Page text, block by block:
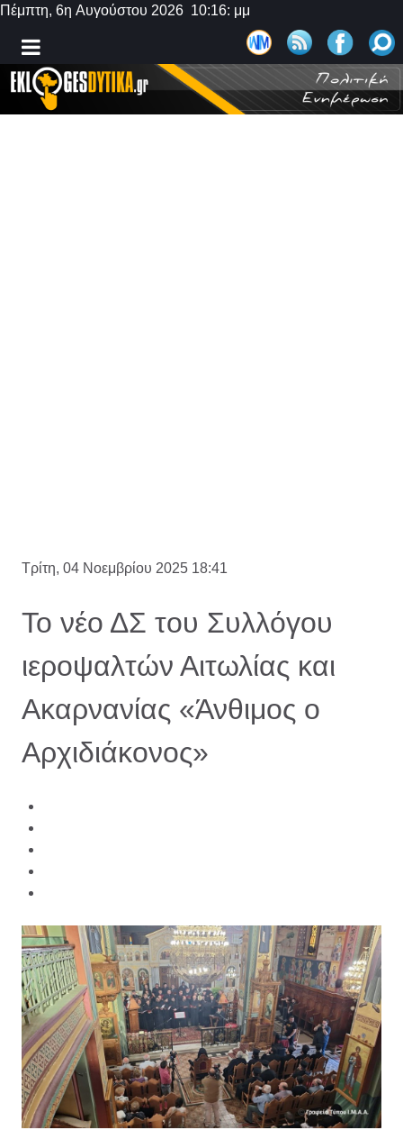
Πέμπτη, 6η Αυγούστου 2026 10:16: μμ
Τρίτη, 04 Νοεμβρίου 2025 18:41
Το νέο ΔΣ του Συλλόγου
ιεροψαλτών Αιτωλίας και
Ακαρνανίας «Άνθιμος ο
Αρχιδιάκονος»